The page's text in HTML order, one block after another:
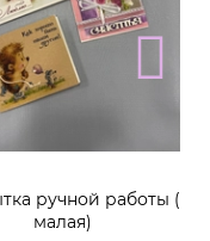
ручной работы (
малая)